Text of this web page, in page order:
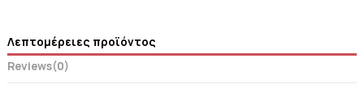
Λεπτομέρειες προϊόντος
Reviews(0)